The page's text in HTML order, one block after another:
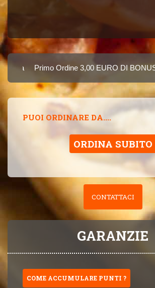
Primo Ordine 3,00 EURO DI BONUS!
PUOI ORDINARE DA....
ORDINA SUBITO
CONTATTACI
GARANZIE
COME ACCUMULARE PUNTI ?